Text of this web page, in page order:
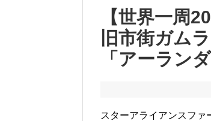
【世界一周
旧市街ガム
「アーラン
スターアライアンスファ